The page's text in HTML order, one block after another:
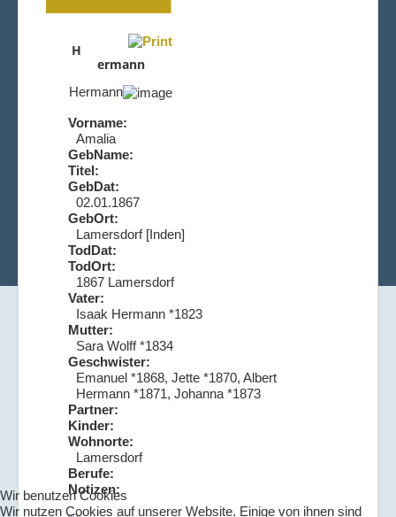
H
ermann
Hermann
Vorname:
Amalia
GebName:
Titel:
GebDat:
02.01.1867
GebOrt:
Lamersdorf [Inden]
TodDat:
TodOrt:
1867 Lamersdorf
Vater:
Isaak Hermann *1823
Mutter:
Sara Wolff *1834
Geschwister:
Emanuel *1868, Jette *1870, Albert
Hermann *1871, Johanna *1873
Partner:
Kinder:
Wohnorte:
Lamersdorf
Berufe:
Notizen:
Wir benutzen Cookies
Wir nutzen Cookies auf unserer Website. Einige von ihnen sind